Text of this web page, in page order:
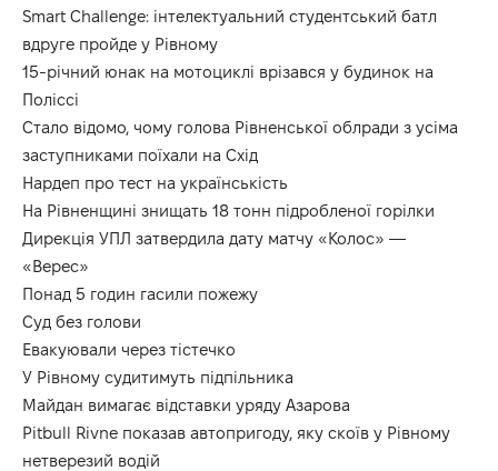
Smart Challenge: інтелектуальний студентський батл
вдруге пройде у Рівному
15-річний юнак на мотоциклі врізався у будинок на
Поліссі
Стало відомо, чому голова Рівненської облради з усіма
заступниками поїхали на Схід
Нардеп про тест на українськість
На Рівненщині знищать 18 тонн підробленої горілки
Дирекція УПЛ затвердила дату матчу «Колос» —
«Верес»
Понад 5 годин гасили пожежу
Суд без голови
Евакуювали через тістечко
У Рівному судитимуть підпільника
Майдан вимагає відставки уряду Азарова
Pitbull Rivne показав автопригоду, яку скоїв у Рівному
нетверезий водій